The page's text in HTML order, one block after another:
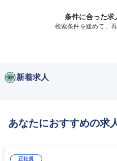
条件に合った求
検索条件を緩めて、
新着求人
あなたにおすすめの求
正社員